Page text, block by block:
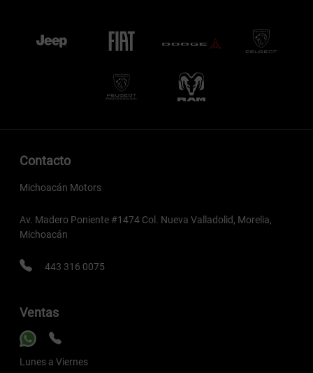
Contacto
Michoacán Motors
Av. Madero Poniente #1474 Col. Nueva Valladolid, Morelia,
Michoacán
443 316 0075
Ventas
Lunes a Viernes